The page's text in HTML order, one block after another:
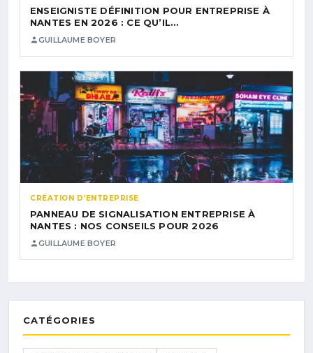
ENSEIGNISTE DÉFINITION POUR ENTREPRISE À
NANTES EN 2026 : CE QU’IL…
GUILLAUME BOYER
CRÉATION D’ENTREPRISE
PANNEAU DE SIGNALISATION ENTREPRISE À
NANTES : NOS CONSEILS POUR 2026
GUILLAUME BOYER
CATÉGORIES